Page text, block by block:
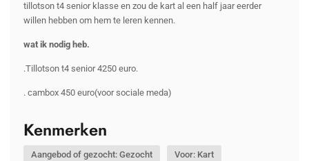
tillotson t4 senior klasse en zou de kart al een half jaar eerder
willen hebben om hem te leren kennen.
wat ik nodig heb.
.Tillotson t4 senior 4250 euro.
. cambox 450 euro(voor sociale meda)
Kenmerken
Aangebod of gezocht: Gezocht Voor: Kart